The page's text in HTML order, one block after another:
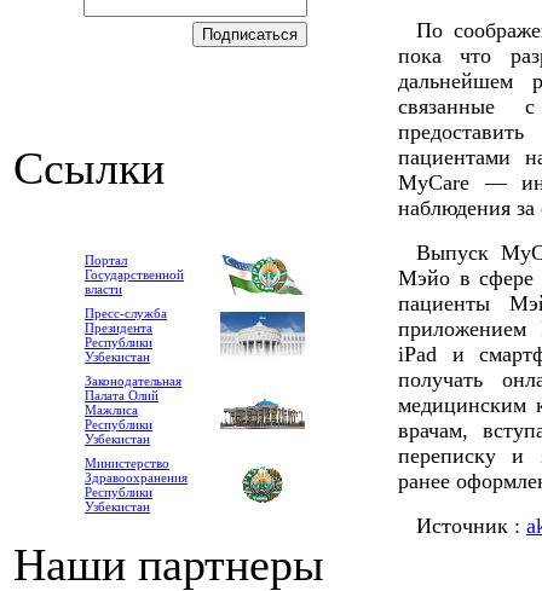
Ссылки
Портал
Государственной
власти
Пресс-служба
Президента
Республики
Узбекистан
Законодательная
Палата Олий
Мажлиса
Республики
Узбекистан
Министерство
Здравоохранения
Республики
Узбекистан
Наши партнеры
По
пока что
дальнейшем
связанные
пациентами
MyCare —
наблюдения за
Выпуск
Мэйо в сфере
пациенты
приложением
iPad и
получать
медицинским
врачам,
переписку и
ранее
Источник :